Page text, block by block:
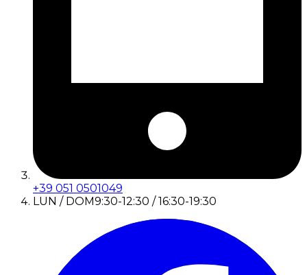
+39 051 0501049
LUN / DOM9:30-12:30 / 16:30-19:30